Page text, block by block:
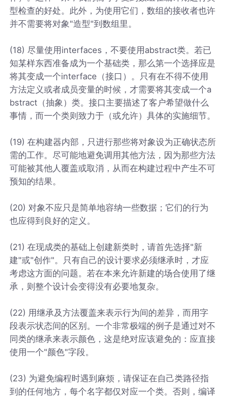
型检查的好处。此外，为使用它们，数组的接收者也许
并不需要将对象"造型"到数组里。
(18) 尽量使用interfaces，不要使用abstract类。若已
知某样东西准备成为一个基础类，那么第一个选择应是
将其变成一个interface（接口）。只有在不得不使用
方法定义或者成员变量的时候，才需要将其变成一个a
bstract（抽象）类。接口主要描述了客户希望做什么
事情，而一个类则致力于（或允许）具体的实施细节。
(19) 在构建器内部，只进行那些将对象设为正确状态所
需的工作。尽可能地避免调用其他方法，因为那些方法
可能被其他人覆盖或取消，从而在构建过程中产生不可
预知的结果。
(20) 对象不应只是简单地容纳一些数据；它们的行为
也应得到良好的定义。
(21) 在现成类的基础上创建新类时，请首先选择"新
建"或"创作"。只有自己的设计要求必须继承时，才应
考虑这方面的问题。若在本来允许新建的场合使用了继
承，则整个设计会变得没有必要地复杂。
(22) 用继承及方法覆盖来表示行为间的差异，而用字
段表示状态间的区别。一个非常极端的例子是通过对不
同类的继承来表示颜色，这是绝对应该避免的：应直接
使用一个"颜色"字段。
(23) 为避免编程时遇到麻烦，请保证在自己类路径指
到的任何地方，每个名字都仅对应一个类。否则，编译